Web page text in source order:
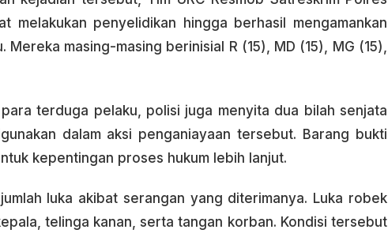
melakukan penyelidikan hingga berhasil mengamankan
masing-masing berinisial R (15), MD (15), MG (15),
terduga pelaku, polisi juga menyita dua bilah senjata
dalam aksi penganiayaan tersebut. Barang bukti
kepentingan proses hukum lebih lanjut.
luka akibat serangan yang diterimanya. Luka robek
telinga kanan, serta tangan korban. Kondisi tersebut